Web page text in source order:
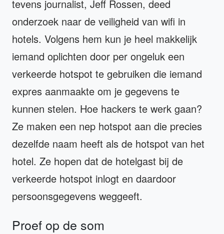
tevens journalist, Jeff Rossen, deed
onderzoek naar de veiligheid van wifi in
hotels. Volgens hem kun je heel makkelijk
iemand oplichten door per ongeluk een
verkeerde hotspot te gebruiken die iemand
expres aanmaakte om je gegevens te
kunnen stelen. Hoe hackers te werk gaan?
Ze maken een nep hotspot aan die precies
dezelfde naam heeft als de hotspot van het
hotel. Ze hopen dat de hotelgast bij de
verkeerde hotspot inlogt en daardoor
persoonsgegevens weggeeft.
Proef op de som